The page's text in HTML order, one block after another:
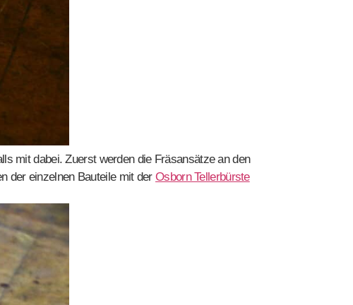
mit dabei. Zuerst werden die Fräsansätze an den
der einzelnen Bauteile mit der Osborn Tellerbürste